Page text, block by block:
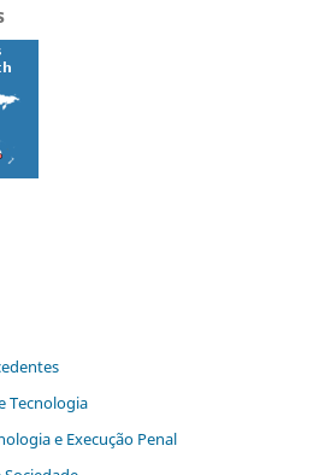
Tecnologia
e Execução Penal